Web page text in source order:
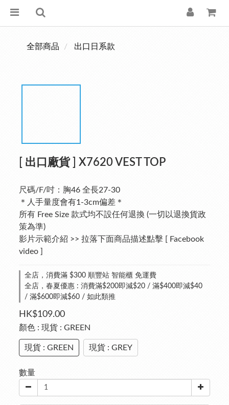
全部商品 出口日系款
[ 出口廠貨 ] X7620 VEST TOP
尺碼/F/吋：胸46 全長27-30
＊人手量度會有1-3cm偏差＊
所有 Free Size 款式均不設任何退換 (一切以退換貨政
策為準)
影片示範介紹 >> 拉落下面商品描述點擊 [ Facebook
video ]
全店，消費滿 $300 順豐站 智能櫃 免運費
全店，春夏優惠 : 消費滿$200即減$20 / 滿$400即減$40
/ 滿$600即減$60 / 如此類推
HK$109.00
顏色 : 現貨 : GREEN
現貨 : GREEN 現貨 : GREY
數量